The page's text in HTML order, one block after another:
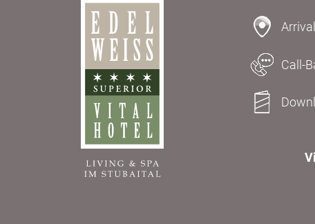
Arrival
Call-